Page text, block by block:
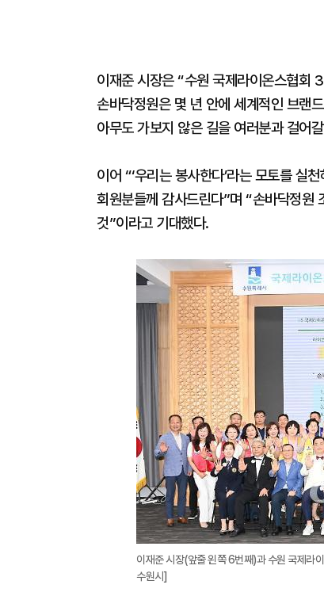
이재준 시장은 “수원 국제라이온스협회
손바닥정원은 몇 년 안에 세계적인 브랜
아무도 가보지 않은 길을 여러분과 걸어
이어 “‘우리는 봉사한다’라는 모토를 실
회원분들께 감사드린다”며 “손바닥정원
것”이라고 기대했다.
이재준 시장(앞줄 왼쪽 6번째)과 수원 국제라
수원시]